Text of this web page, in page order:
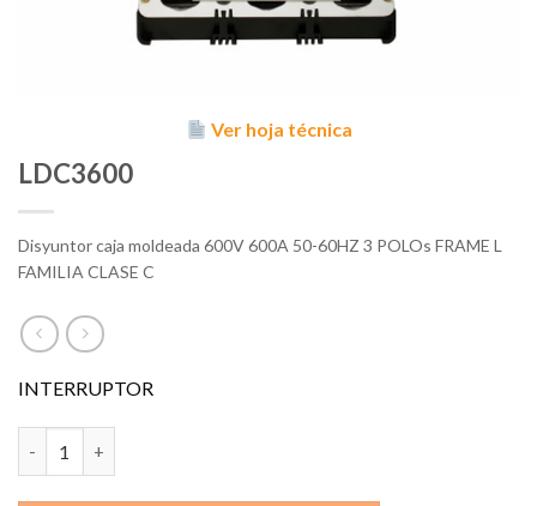
Ver hoja técnica
LDC3600
Disyuntor caja moldeada 600V 600A 50-60HZ 3 POLOs FRAME L
FAMILIA CLASE C
INTERRUPTOR